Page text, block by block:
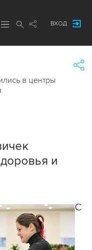
ВХОД
в центры
и
С